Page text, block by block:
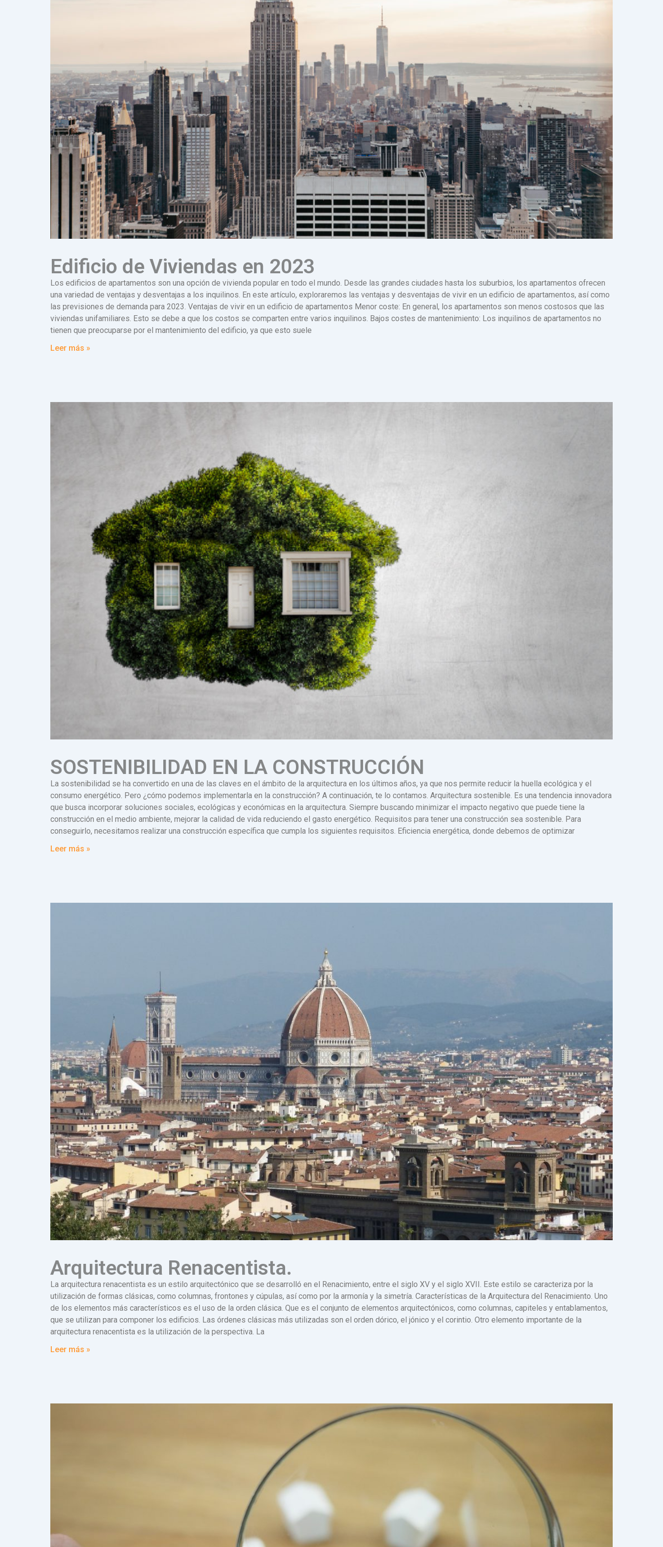
Edificio de Viviendas en 2023
Los edificios de apartamentos son una opción de vivienda popular en todo el mundo. Desde las grandes ciudades hasta los suburbios, los apartamentos ofrecen
una variedad de ventajas y desventajas a los inquilinos. En este artículo, exploraremos las ventajas y desventajas de vivir en un edificio de apartamentos, así como
las previsiones de demanda para 2023. Ventajas de vivir en un edificio de apartamentos Menor coste: En general, los apartamentos son menos costosos que las
viviendas unifamiliares. Esto se debe a que los costos se comparten entre varios inquilinos. Bajos costes de mantenimiento: Los inquilinos de apartamentos no
tienen que preocuparse por el mantenimiento del edificio, ya que esto suele
Leer más »
SOSTENIBILIDAD EN LA CONSTRUCCIÓN
La sostenibilidad se ha convertido en una de las claves en el ámbito de la arquitectura en los últimos años, ya que nos permite reducir la huella ecológica y el
consumo energético. Pero ¿cómo podemos implementarla en la construcción? A continuación, te lo contamos. Arquitectura sostenible. Es una tendencia innovadora
que busca incorporar soluciones sociales, ecológicas y económicas en la arquitectura. Siempre buscando minimizar el impacto negativo que puede tiene la
construcción en el medio ambiente, mejorar la calidad de vida reduciendo el gasto energético. Requisitos para tener una construcción sea sostenible. Para
conseguirlo, necesitamos realizar una construcción específica que cumpla los siguientes requisitos. Eficiencia energética, donde debemos de optimizar
Leer más »
Arquitectura Renacentista.
La arquitectura renacentista es un estilo arquitectónico que se desarrolló en el Renacimiento, entre el siglo XV y el siglo XVII. Este estilo se caracteriza por la
utilización de formas clásicas, como columnas, frontones y cúpulas, así como por la armonía y la simetría. Características de la Arquitectura del Renacimiento. Uno
de los elementos más característicos es el uso de la orden clásica. Que es el conjunto de elementos arquitectónicos, como columnas, capiteles y entablamentos,
que se utilizan para componer los edificios. Las órdenes clásicas más utilizadas son el orden dórico, el jónico y el corintio. Otro elemento importante de la
arquitectura renacentista es la utilización de la perspectiva. La
Leer más »